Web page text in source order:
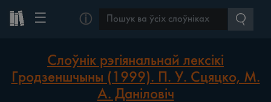
☰ ⓘ
Слоўнік рэгіянальнай лексікі
Гродзеншчыны (1999). П. У. Сцяцко, М.
А. Даніловіч